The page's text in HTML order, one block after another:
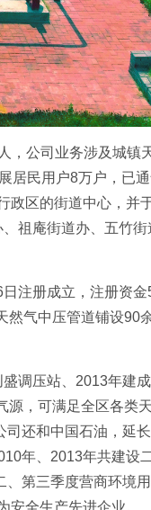
公司业务涉及城镇
居民用户8万户，已
政区的街道中心，并
祖庵街道办、五竹
注册成立，注册资
气中压管道铺设90
调压站、2013年建
，可满足全区各类
还和中国石油，延
年、2013年共建设
第三季度营商环境
全生产先进企业。